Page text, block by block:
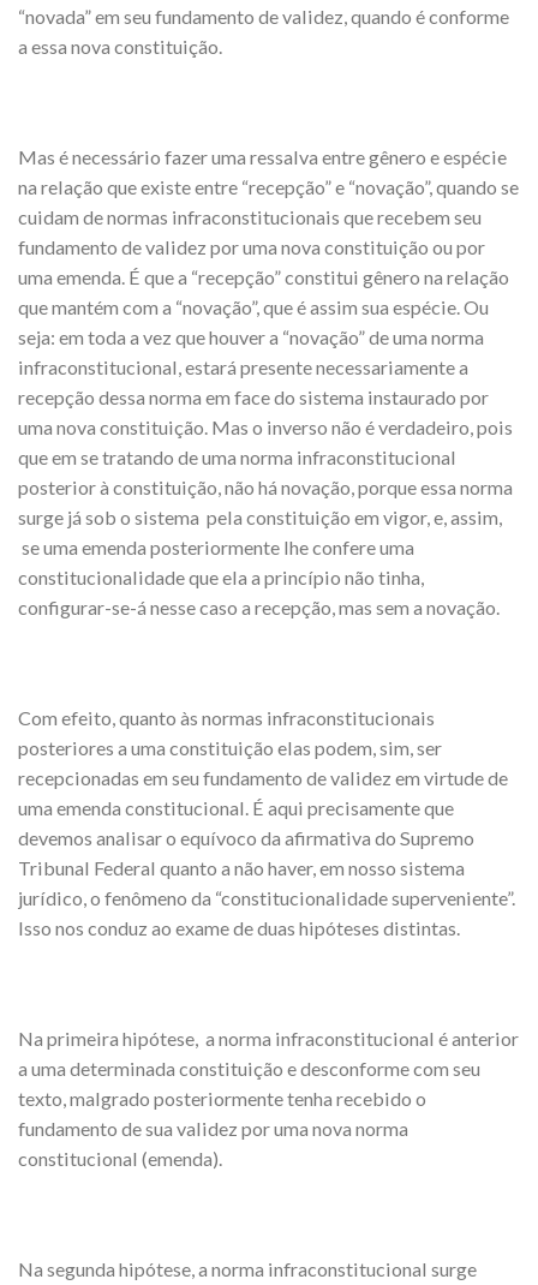
“novada” em seu fundamento de validez, quando é conforme
a essa nova constituição.
Mas é necessário fazer uma ressalva entre gênero e espécie
na relação que existe entre “recepção” e “novação”, quando se
cuidam de normas infraconstitucionais que recebem seu
fundamento de validez por uma nova constituição ou por
uma emenda. É que a “recepção” constitui gênero na relação
que mantém com a “novação”, que é assim sua espécie. Ou
seja: em toda a vez que houver a “novação” de uma norma
infraconstitucional, estará presente necessariamente a
recepção dessa norma em face do sistema instaurado por
uma nova constituição. Mas o inverso não é verdadeiro, pois
que em se tratando de uma norma infraconstitucional
posterior à constituição, não há novação, porque essa norma
surge já sob o sistema pela constituição em vigor, e, assim,
se uma emenda posteriormente lhe confere uma
constitucionalidade que ela a princípio não tinha,
configurar-se-á nesse caso a recepção, mas sem a novação.
Com efeito, quanto às normas infraconstitucionais
posteriores a uma constituição elas podem, sim, ser
recepcionadas em seu fundamento de validez em virtude de
uma emenda constitucional. É aqui precisamente que
devemos analisar o equívoco da afirmativa do Supremo
Tribunal Federal quanto a não haver, em nosso sistema
jurídico, o fenômeno da “constitucionalidade superveniente”.
Isso nos conduz ao exame de duas hipóteses distintas.
Na primeira hipótese, a norma infraconstitucional é anterior
a uma determinada constituição e desconforme com seu
texto, malgrado posteriormente tenha recebido o
fundamento de sua validez por uma nova norma
constitucional (emenda).
Na segunda hipótese, a norma infraconstitucional surge